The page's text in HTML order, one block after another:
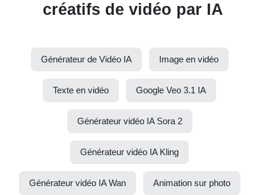
créatifs de vidéo par IA
Générateur de Vidéo IA Image en vidéo
Texte en vidéo Google Veo 3.1 IA
Générateur vidéo IA Sora 2
Générateur vidéo IA Kling
Générateur vidéo IA Wan Animation sur photo